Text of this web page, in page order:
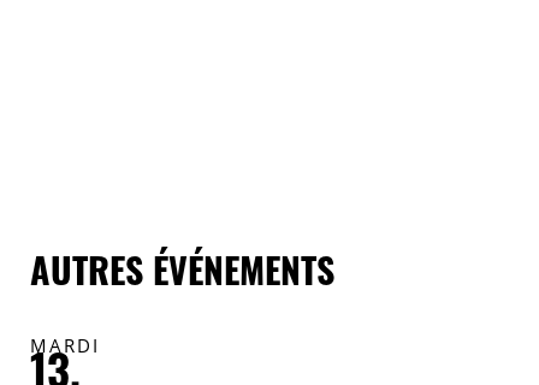
AUTRES ÉVÉNEMENTS
MARDI